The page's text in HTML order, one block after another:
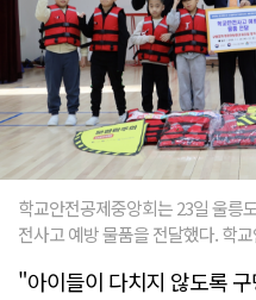
학교안전공제중앙회는 23일 울릉
전사고 예방 물품을 전달했다. 학
"아이들이 다치지 않도록